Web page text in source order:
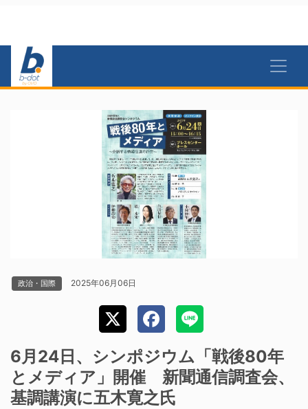
政治・国際 2025年06月06日
6月24日、シンポジウム「戦後80年
とメディア」開催 新聞通信調査会、
基調講演に五木寛之氏